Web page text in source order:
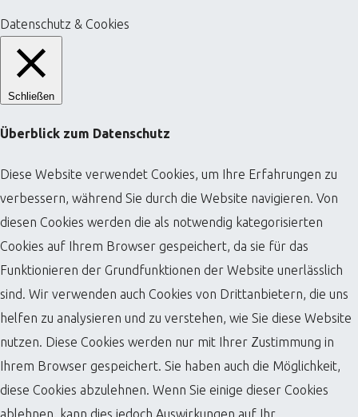
Datenschutz & Cookies
Schließen
Überblick zum Datenschutz
Diese Website verwendet Cookies, um Ihre Erfahrungen zu
verbessern, während Sie durch die Website navigieren. Von
diesen Cookies werden die als notwendig kategorisierten
Cookies auf Ihrem Browser gespeichert, da sie für das
Funktionieren der Grundfunktionen der Website unerlässlich
sind. Wir verwenden auch Cookies von Drittanbietern, die uns
helfen zu analysieren und zu verstehen, wie Sie diese Website
nutzen. Diese Cookies werden nur mit Ihrer Zustimmung in
Ihrem Browser gespeichert. Sie haben auch die Möglichkeit,
diese Cookies abzulehnen. Wenn Sie einige dieser Cookies